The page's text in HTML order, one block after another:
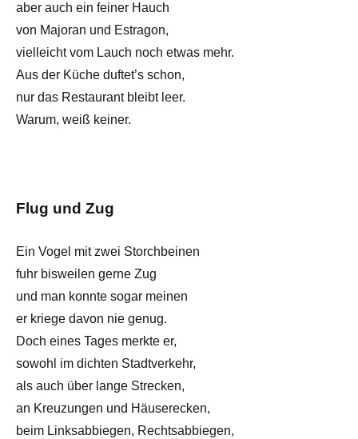
aber auch ein feiner Hauch
von Majoran und Estragon,
vielleicht vom Lauch noch etwas mehr.
Aus der Küche duftet’s schon,
nur das Restaurant bleibt leer.
Warum, weiß keiner.
Flug und Zug
Ein Vogel mit zwei Storchbeinen
fuhr bisweilen gerne Zug
und man konnte sogar meinen
er kriege davon nie genug.
Doch eines Tages merkte er,
sowohl im dichten Stadtverkehr,
als auch über lange Strecken,
an Kreuzungen und Häuserecken,
beim Linksabbiegen, Rechtsabbiegen,